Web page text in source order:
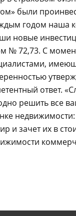
были
годом наша
новые
№ 72,73. С
ответ.
решить все
и зачет их в